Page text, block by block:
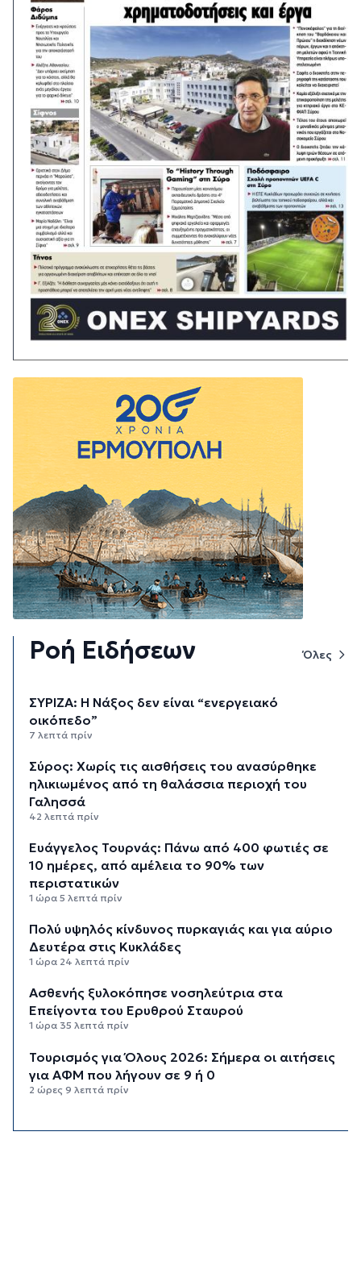
Ροή Ειδήσεων Όλες
ΣΥΡΙΖΑ: Η Νάξος δεν είναι “ενεργειακό
οικόπεδο”
7 λεπτά πρίν
Σύρος: Χωρίς τις αισθήσεις του ανασύρθηκε
ηλικιωμένος από τη θαλάσσια περιοχή του
Γαλησσά
42 λεπτά πρίν
Ευάγγελος Τουρνάς: Πάνω από 400 φωτιές σε
10 ημέρες, από αμέλεια το 90% των
περιστατικών
1 ώρα 5 λεπτά πρίν
Πολύ υψηλός κίνδυνος πυρκαγιάς και για αύριο
Δευτέρα στις Κυκλάδες
1 ώρα 24 λεπτά πρίν
Ασθενής ξυλοκόπησε νοσηλεύτρια στα
Επείγοντα του Ερυθρού Σταυρού
1 ώρα 35 λεπτά πρίν
Τουρισμός για Όλους 2026: Σήμερα οι αιτήσεις
για ΑΦΜ που λήγουν σε 9 ή 0
2 ώρες 9 λεπτά πρίν